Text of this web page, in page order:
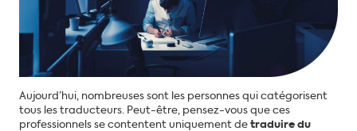
Aujourd’hui, nombreuses sont les personnes qui catégorisent
tous les traducteurs. Peut-être, pensez-vous que ces
professionnels se contentent uniquement de traduire du